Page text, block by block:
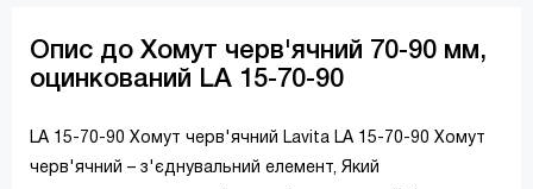
Опис до Хомут черв'ячний 70-90 мм,
оцинкований LA 15-70-90
LA 15-70-90 Хомут черв'ячний Lavita LA 15-70-90 Хомут
черв'ячний – з'єднувальний елемент, Який